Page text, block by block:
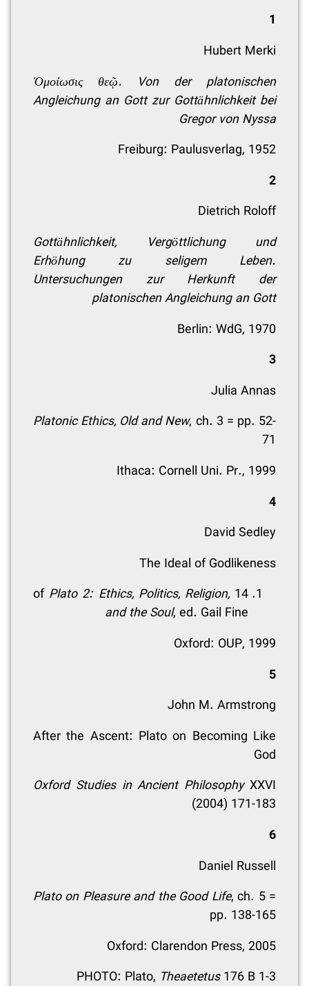
1
Hubert Merki
Ὁμοίωσις θεῷ. Von der platonischen
Angleichung an Gott zur Gottahnlichkeit bei
Gregor von Nyssa
Freiburg: Paulusverlag, 1952
2
Dietrich Roloff
Gottähnlichkeit, Vergöttlichung und
Erhöhung zu seligem Leben.
Untersuchungen zur Herkunft der
platonischen Angleichung an Gott
Berlin: WdG, 1970
3
Julia Annas
Platonic Ethics, Old and New, ch. 3 = pp. 52-
71
Ithaca: Cornell Uni. Pr., 1999
4
David Sedley
The Ideal of Godlikeness
14 of
Plato 2: Ethics, Politics, Religion,
and the Soul, ed. Gail Fine
Oxford: OUP, 1999
5
John M. Armstrong
After the Ascent: Plato on Becoming Like
God
Oxford Studies in Ancient PhilosophyXXVI
(2004) 171-183
6
Daniel Russell
Plato on Pleasure and the Good Life, ch. 5 =
pp. 138-165
Oxford: Clarendon Press, 2005
PHOTO: Plato, Theaetetus176 B 1-3